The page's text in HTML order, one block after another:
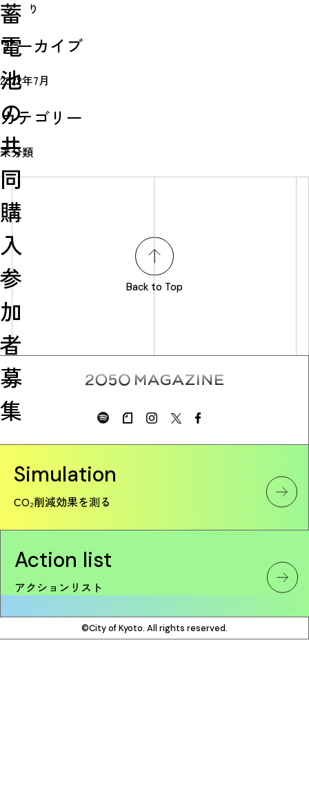
Simulation
CO₂削減効果を測る
Action list
アクションリスト
蓄
電
池
の
共
同
購
入
参
加
者
募
集
り
アーカイブ
2022年7月
カテゴリー
未分類
Back to Top
Simulation
CO₂削減効果を測る
Action list
アクションリスト
©City of Kyoto. All rights reserved.